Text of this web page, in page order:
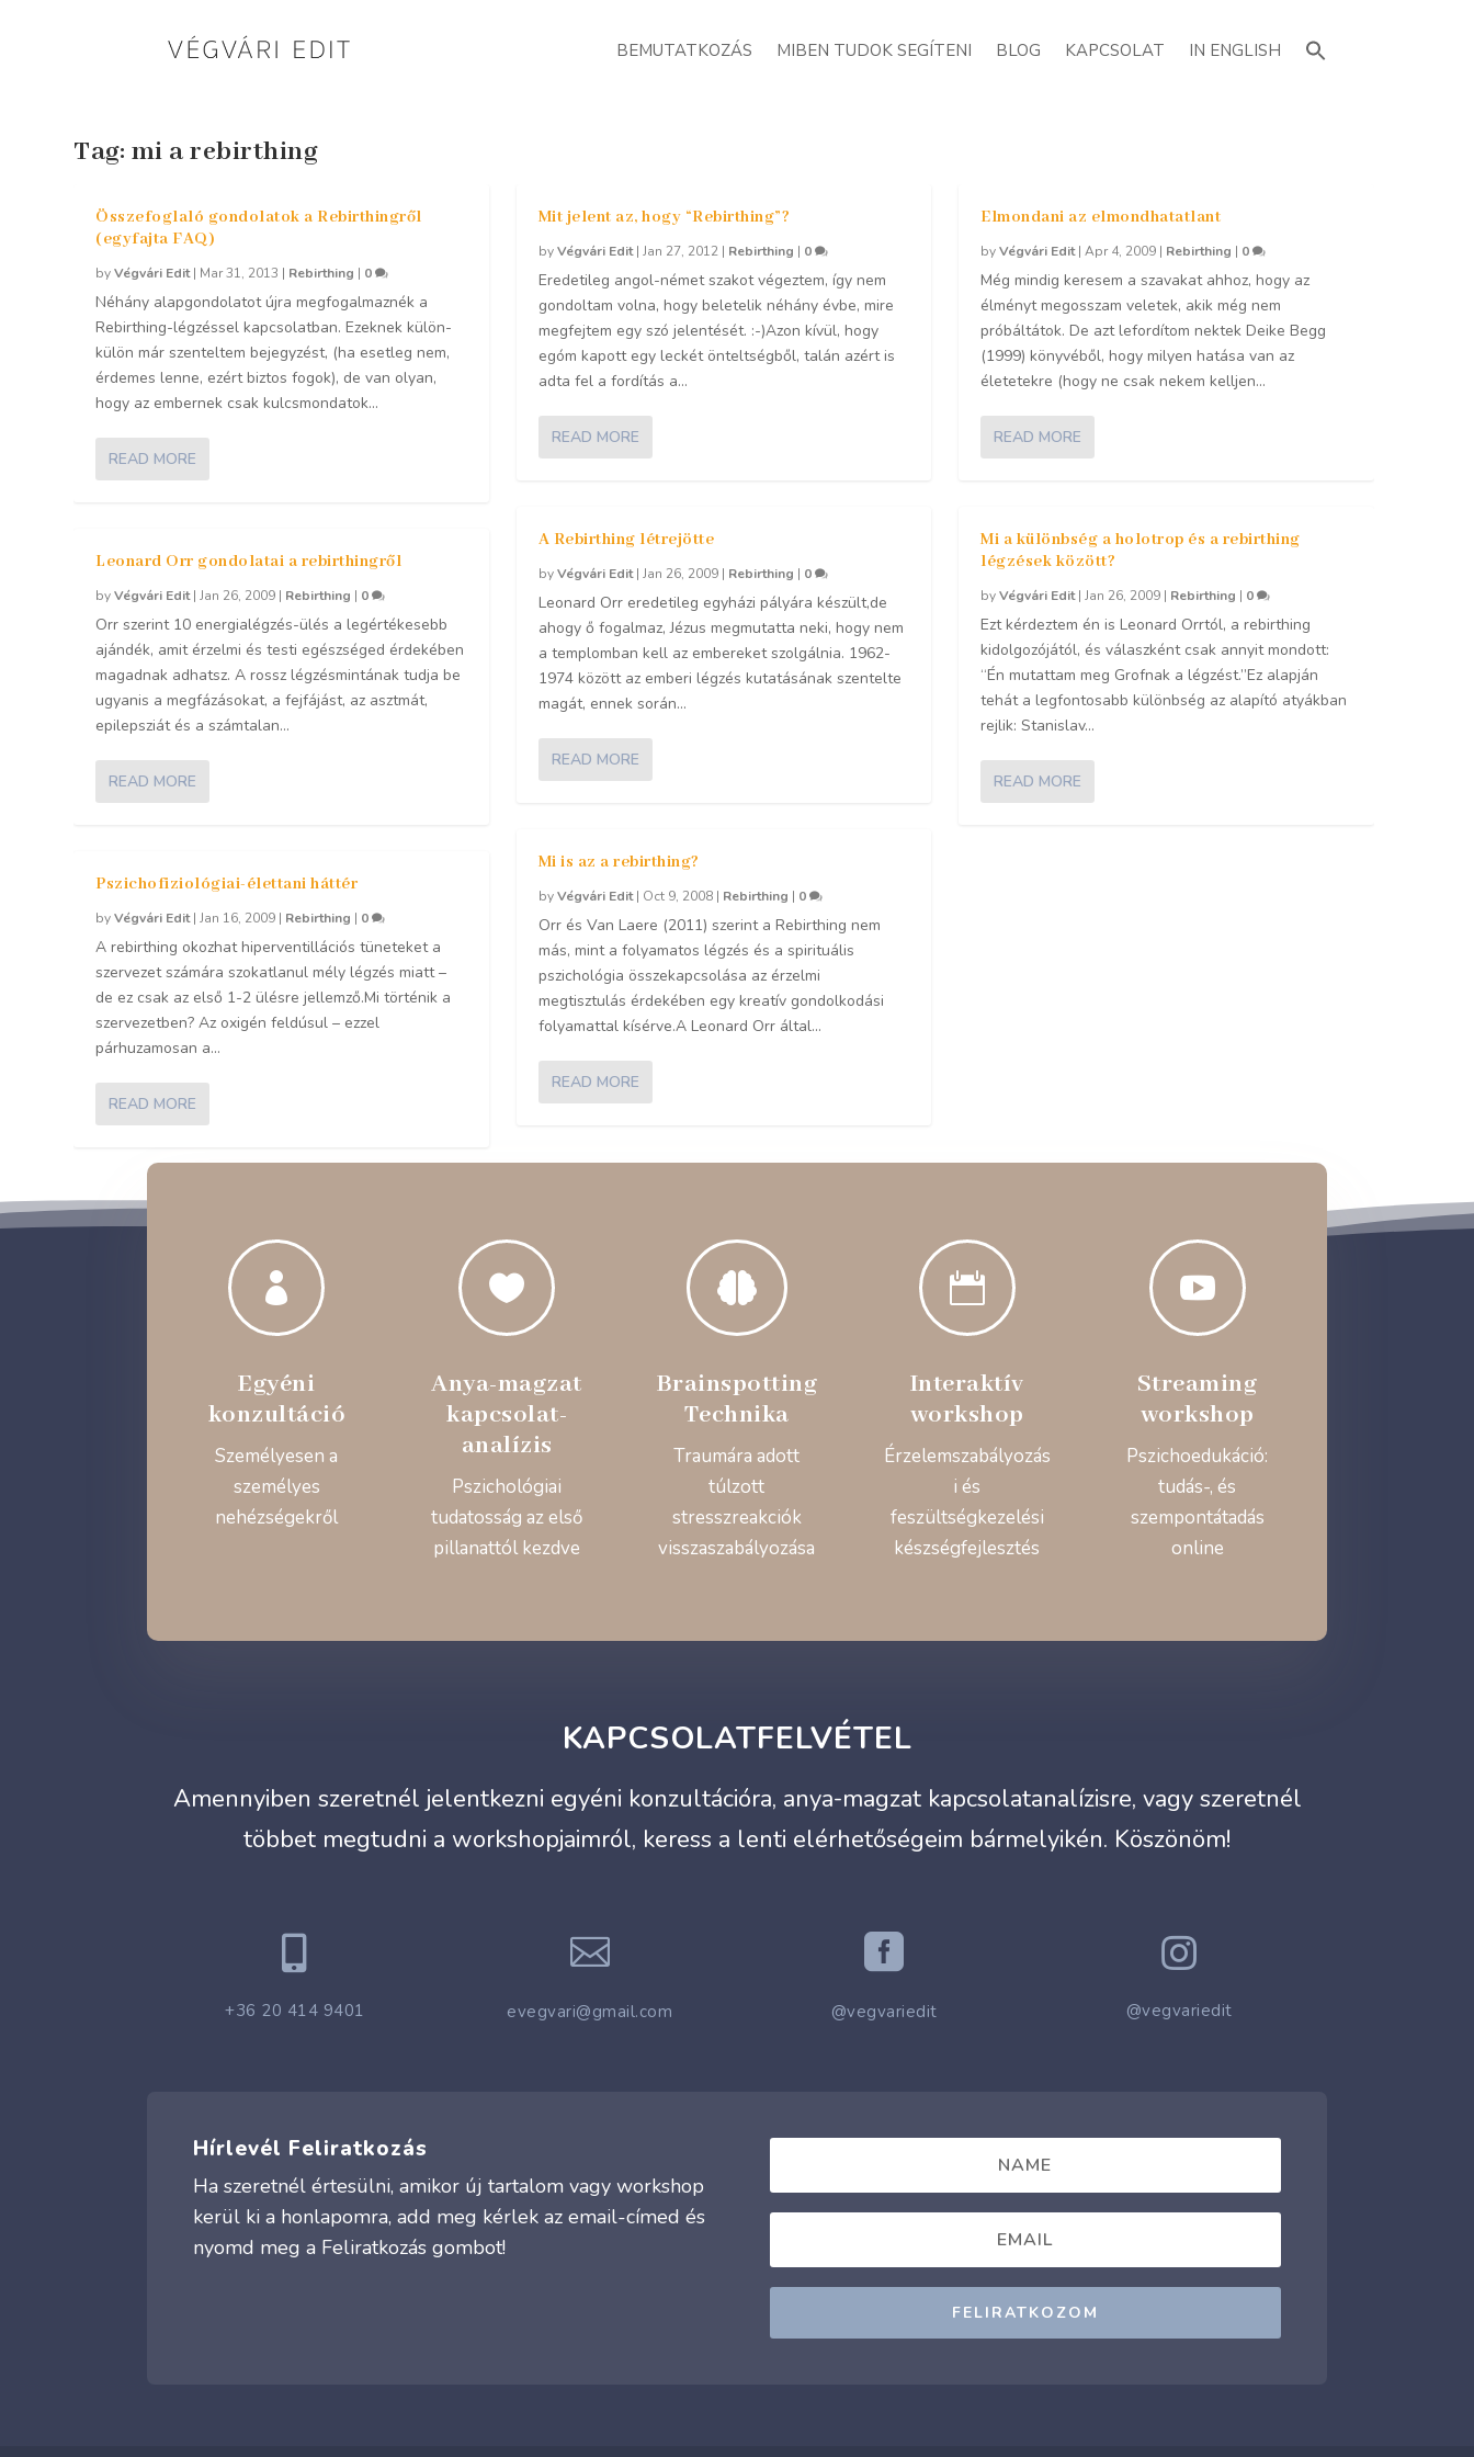
BEMUTATKOZÁS MIBEN TUDOK SEGÍTENI BLOG KAPCSOLAT IN ENGLISH
Tag: mi a rebirthing
Összefoglaló gondolatok a Rebirthingről
(egyfajta FAQ)
byVégvári Edit| Mar 31, 2013 | Rebirthing | 0
Néhány alapgondolatot újra megfogalmaznék a
Rebirthing-légzéssel kapcsolatban. Ezeknek külön-
külön már szenteltem bejegyzést, (ha esetleg nem,
érdemes lenne, ezért biztos fogok), de van olyan,
hogy az embernek csak kulcsmondatok...
READ MORE
Leonard Orr gondolatai a rebirthingről
byVégvári Edit|Jan 26, 2009 | Rebirthing | 0
Orr szerint 10 energialégzés-ülés a legértékesebb
ajándék, amit érzelmi és testi egészséged érdekében
magadnak adhatsz. A rossz légzésmintának tudja be
ugyanis a megfázásokat, a fejfájást, az asztmát,
epilepsziát és a számtalan...
READ MORE
Pszichofiziológiai-élettani háttér
byVégvári Edit|Jan 16, 2009 | Rebirthing | 0
A rebirthing okozhat hiperventillációs tüneteket a
szervezet számára szokatlanul mély légzés miatt –
de ez csak az első 1-2 ülésre jellemző.Mi történik a
szervezetben? Az oxigén feldúsul – ezzel
párhuzamosan a...
READ MORE
Mit jelent az, hogy “Rebirthing”?
byVégvári Edit| Jan 27, 2012| Rebirthing | 0
Eredetileg angol-német szakot végeztem, így nem
gondoltam volna, hogy beletelik néhány évbe, mire
megfejtem egy szó jelentését. :-)Azon kívül, hogy
egóm kapott egy leckét önteltségből, talán azért is
adta fel a fordítás a...
READ MORE
A Rebirthing létrejötte
byVégvári Edit| Jan 26, 2009| Rebirthing | 0
Leonard Orr eredetileg egyházi pályára készült,de
ahogy ő fogalmaz, Jézus megmutatta neki, hogy nem
a templomban kell az embereket szolgálnia. 1962-
1974 között az emberi légzés kutatásának szentelte
magát, ennek során...
READ MORE
Mi is az a rebirthing?
byVégvári Edit| Oct 9, 2008| Rebirthing | 0
Orr és Van Laere (2011) szerint a Rebirthing nem
más, mint a folyamatos légzés és a spirituális
pszichológia összekapcsolása az érzelmi
megtisztulás érdekében egy kreatív gondolkodási
folyamattal kísérve.A Leonard Orr által...
READ MORE
Elmondani az elmondhatatlant
byVégvári Edit|Apr 4, 2009 | Rebirthing | 0
Még mindig keresem a szavakat ahhoz, hogy az
élményt megosszam veletek, akik még nem
próbáltátok. De azt lefordítom nektek Deike Begg
(1999) könyvéből, hogy milyen hatása van az
életetekre (hogy ne csak nekem kelljen...
READ MORE
Mi a különbség a holotrop és a rebirthing
légzések között?
byVégvári Edit|Jan 26, 2009 | Rebirthing | 0
Ezt kérdeztem én is Leonard Orrtól, a rebirthing
kidolgozójától, és válaszként csak annyit mondott:
“Én mutattam meg Grofnak a légzést.”Ez alapján
tehát a legfontosabb különbség az alapító atyákban
rejlik: Stanislav...
READ MORE

Egyéni
konzultáció
Személyesen a
személyes
nehézségekről

Anya-magzat
kapcsolat-
analízis
Pszichológiai
tudatosság az első
pillanattól kezdve

Brainspotting
Technika
Traumára adott
túlzott
stresszreakciók
visszaszabályozása

Interaktív
workshop
Érzelemszabályozás
i és
feszültségkezelési
készségfejlesztés

Streaming
workshop
Pszichoedukáció:
tudás-, és
szempontátadás
online
KAPCSOLATFELVÉTEL
Amennyiben szeretnél jelentkezni egyéni konzultációra, anya-magzat kapcsolatanalízisre, vagy szeretnél
többet megtudni a workshopjaimról, keress a lenti elérhetőségeim bármelyikén. Köszönöm!

+36 20 414 9401

evegvari@gmail.com

@vegvariedit

@vegvariedit
Hírlevél Feliratkozás
Ha szeretnél értesülni, amikor új tartalom vagy workshop
kerül ki a honlapomra, add meg kérlek az email-címed és
nyomd meg a Feliratkozás gombot!
FELIRATKOZOM